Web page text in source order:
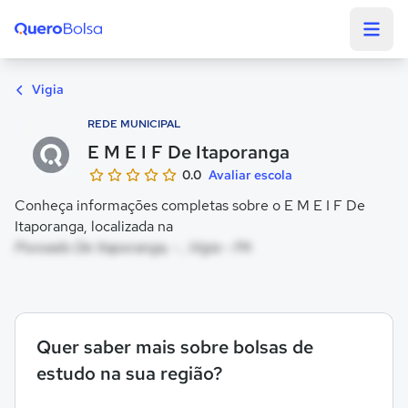
Vigia
REDE MUNICIPAL
E M E I F De Itaporanga
0.0 Avaliar escola
Conheça informações completas sobre o E M E I F De
Itaporanga, localizada na
Povoado De Itaporanga, - , Vigia - PA
Quer saber mais sobre bolsas de
estudo na sua região?